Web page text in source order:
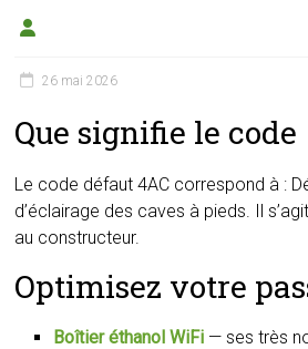
éthanol
26 mai 2026
Que signifie le code
Le code défaut 4AC correspond à :
d’éclairage des caves à pieds. Il
au constructeur.
Optimisez votre
Boîtier éthanol WiFi — ses très